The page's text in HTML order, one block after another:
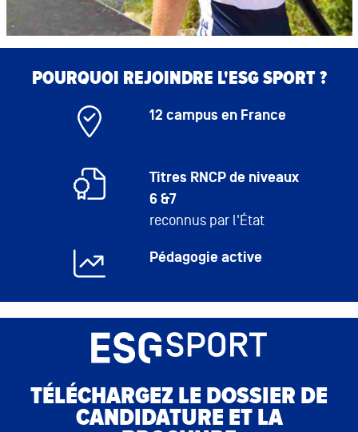
POURQUOI REJOINDRE L'ESG SPORT ?
12 campus en France
Titres RNCP de niveaux
6 &7
reconnus par l'État
Pédagogie active
TÉLÉCHARGEZ LE DOSSIER DE
CANDIDATURE ET LA